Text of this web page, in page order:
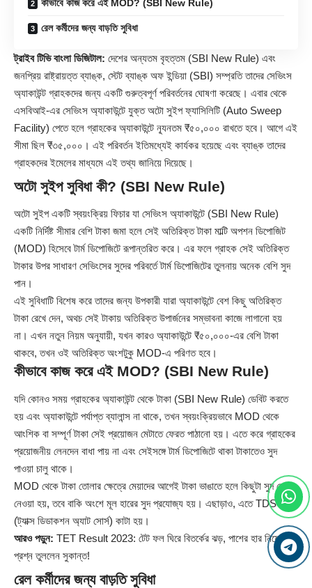
কীভাবে কাজ করে এই MOD? (SBI New Rule)
রেল কর্মীদের জন্য বাড়তি সুবিধা
ট্রাইব টিভি বাংলা ডিজিটাল: দেশের অন্যতম বৃহত্তম (SBI New Rule) এবং
জনপ্রিয় রাষ্ট্রায়ত্ত ব্যাঙ্ক, স্টেট ব্যাঙ্ক অফ ইন্ডিয়া (SBI) সম্প্রতি তাদের সেভিংস
অ্যাকাউন্ট গ্রাহকদের জন্য একটি গুরুত্বপূর্ণ পরিবর্তনের ঘোষণা করেছে। এবার থেকে
এসবিআই-এর সেভিংস অ্যাকাউন্টে যুক্ত অটো সুইপ ফ্যাসিলিটি (Auto Sweep
Facility) পেতে হলে গ্রাহকের অ্যাকাউন্টে ন্যূনতম ₹৫০,০০০ রাখতে হবে। আগে এই
সীমা ছিল ₹৩৫,০০০। এই পরিবর্তন ইতিমধ্যেই কার্যকর হয়েছে এবং ব্যাঙ্ক তাদের
গ্রাহকদের ইমেলের মাধ্যমে এই তথ্য জানিয়ে দিয়েছে।
অটো সুইপ সুবিধা কী? (SBI New Rule)
অটো সুইপ একটি স্বয়ংক্রিয় ফিচার যা সেভিংস অ্যাকাউন্টে (SBI New Rule)
একটি নির্দিষ্ট সীমার বেশি টাকা জমা হলে সেই অতিরিক্ত টাকা মাল্টি অপশন ডিপোজিট
(MOD) হিসেবে টার্ম ডিপোজিটে রূপান্তরিত করে। এর ফলে গ্রাহক সেই অতিরিক্ত
টাকার উপর সাধারণ সেভিংসের সুদের পরিবর্তে টার্ম ডিপোজিটের তুলনায় অনেক বেশি সুদ
পান।
এই সুবিধাটি বিশেষ করে তাদের জন্য উপকারী যারা অ্যাকাউন্টে বেশ কিছু অতিরিক্ত
টাকা রেখে দেন, অথচ সেই টাকায় অতিরিক্ত উপার্জনের সম্ভাবনা কাজে লাগানো হয়
না। এখন নতুন নিয়ম অনুযায়ী, যখন কারও অ্যাকাউন্টে ₹৫০,০০০-এর বেশি টাকা
থাকবে, তখন ওই অতিরিক্ত অংশটুকু MOD-এ পরিণত হবে।
কীভাবে কাজ করে এই MOD? (SBI New Rule)
যদি কোনও সময় গ্রাহকের অ্যাকাউন্ট থেকে টাকা (SBI New Rule) ডেবিট করতে
হয় এবং অ্যাকাউন্টে পর্যাপ্ত ব্যালান্স না থাকে, তখন স্বয়ংক্রিয়ভাবে MOD থেকে
আংশিক বা সম্পূর্ণ টাকা সেই প্রয়োজন মেটাতে ফেরত পাঠানো হয়। এতে করে গ্রাহকের
প্রয়োজনীয় লেনদেন বাধা পায় না এবং সেইসঙ্গে টার্ম ডিপোজিটে থাকা টাকাতেও সুদ
পাওয়া চালু থাকে।
MOD থেকে টাকা তোলার ক্ষেত্রে মেয়াদের আগেই টাকা ভাঙাতে হলে কিছুটা সুদ কেটে
নেওয়া হয়, তবে বাকি অংশে মূল হারের সুদ প্রযোজ্য হয়। এছাড়াও, এতে TDS
(ট্যাক্স ডিডাকশন অ্যাট সোর্স) কাটা হয়।
আরও পড়ুন: TET Result 2023: টেট ফল ঘিরে বিতর্কের ঝড়, পাশের হার নিয়ে
প্রশ্ন তুললেন সুকান্ত!
রেল কর্মীদের জন্য বাড়তি সুবিধা